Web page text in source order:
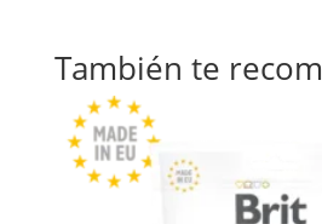
También te